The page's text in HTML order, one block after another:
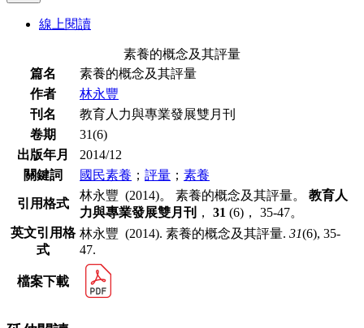
線上閱讀
素養的概念及其評量
篇名
素養的概念及其評量
作者
林永豐
刊名
教育人力與專業發展雙月刊
卷期
31(6)
出版年月
2014/12
關鍵詞
國民素養 ； 評量 ； 素養
引用格式
林永豐 (2014)。 素養的概念及其評量。 教育人
力與專業發展雙月刊
， 31 (6)， 35-47。
英文引用格
式
林永豐 (2014). 素養的概念及其評量. 31(6), 35-
47.
檔案下載